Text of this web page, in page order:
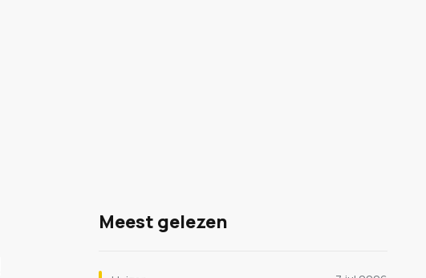
Meest gelezen